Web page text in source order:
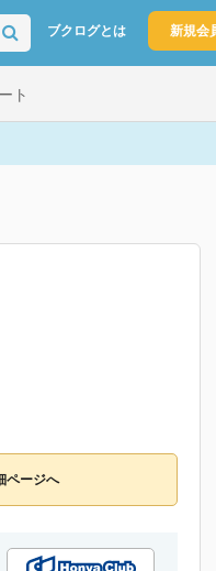
ブクログとは 新規会
ト
ページへ